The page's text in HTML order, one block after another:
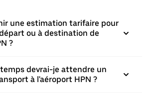
une estimation tarifaire pour
ou à destination de
?
devrai-je attendre un
à l'aéroport HPN ?